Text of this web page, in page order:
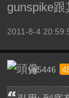
gunspike
2011-8-4
yg5446